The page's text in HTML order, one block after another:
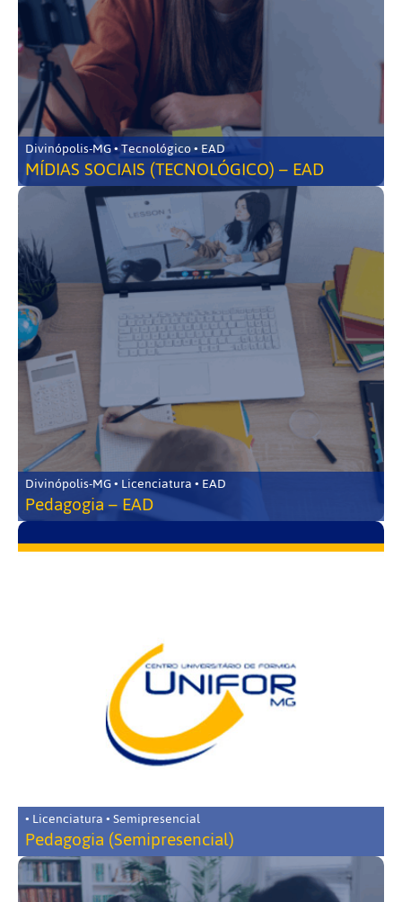
Divinópolis-MG • Tecnológico • EAD
MÍDIAS SOCIAIS (TECNOLÓGICO) – EAD
Divinópolis-MG • Licenciatura • EAD
Pedagogia – EAD
• Licenciatura • Semipresencial
Pedagogia (Semipresencial)